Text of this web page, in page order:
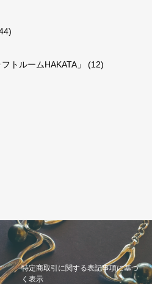
トルームHAKATA」 (12)
特定商取引に関する表記事項に基づ
く表示